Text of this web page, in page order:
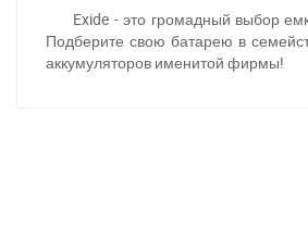
Exide - это громадный выбор
Подберите свою батарею в
аккумуляторов именитой фирмы!